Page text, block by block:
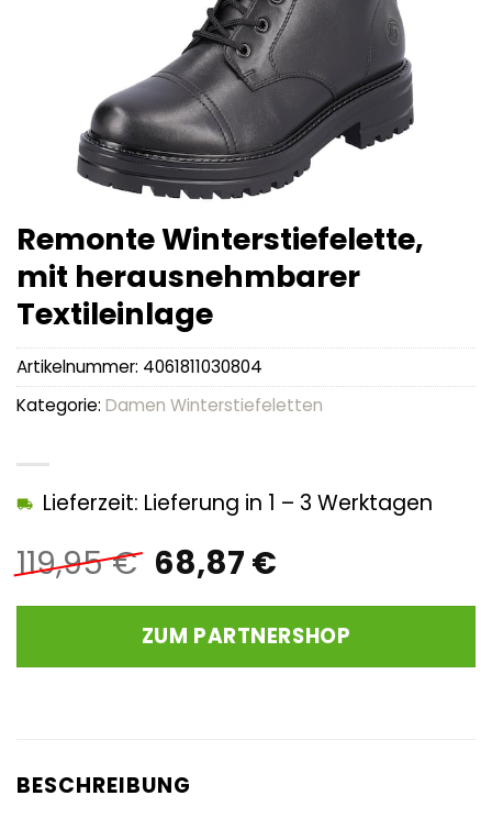
Remonte Winterstiefelette,
mit herausnehmbarer
Textileinlage
119,95€ Ursprünglicher
Preis
war:
119,95 €
68,87 €Aktueller
ist:
68,87 €.
Lieferzeit: Lieferung in 1 – 3 Werktagen
ZUM PARTNERSHOP
Artikelnummer: 4061811030804
Kategorie: Damen Winterstiefeletten
BESCHREIBUNG